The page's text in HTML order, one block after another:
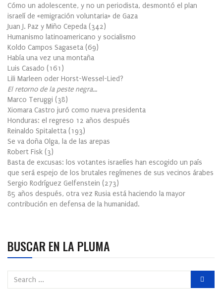
Cómo un adolescente, y no un periodista, desmontó el plan
israelí de «emigración voluntaria» de Gaza
Juan J. Paz y Miño Cepeda (342)
Humanismo latinoamericano y socialismo
Koldo Campos Sagaseta (69)
Había una vez una montaña
Luis Casado (161 )
Lili Marleen oder Horst-Wessel-Lied?
El retorno de la peste negra…
Marco Teruggi (38)
Xiomara Castro juró como nueva presidenta
Honduras: el regreso 12 años después
Reinaldo Spitaletta (193)
Se va doña Olga, la de las arepas
Robert Fisk (3)
Basta de excusas: los votantes israelíes han escogido un país
que será espejo de los brutales regímenes de sus vecinos árabes
Sergio Rodríguez Gelfenstein (273)
85 años después, otra vez Rusia está haciendo la mayor
contribución en defensa de la humanidad.
BUSCAR EN LA PLUMA